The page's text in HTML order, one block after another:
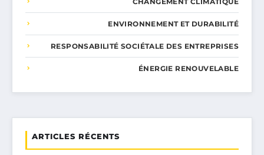
ENVIRONNEMENT ET DURABILITÉ
RESPONSABILITÉ SOCIÉTALE DES ENTREPRISES
ÉNERGIE RENOUVELABLE
ARTICLES RÉCENTS